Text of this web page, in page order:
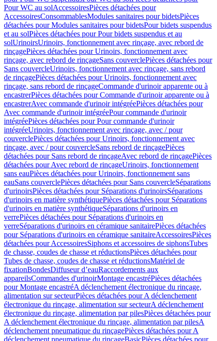
Pour WC au solAccessoiresPièces détachées pour
AccessoiresConsommablesModules sanitaires pour bidetsPièces
détachées pour Modules sanitaires pour bidetsPour bidets suspendus
et au solPièces détachées pour Pour bidets suspendus et au
solUrinoirsUrinoirs, fonctionnement avec rinçage, avec rebord de
rinçagePièces détachées pour Urinoirs, fonctionnement avec
rinçage, avec rebord de rinçageSans couverclePièces détachées pour
Sans couvercleUrinoirs, fonctionnement avec rinçage, sans rebord
de rinçagePièces détachées pour Urinoirs, fonctionnement avec
rinçage, sans rebord de rinçageCommande d'urinoir apparente ou à
encastrerPièces détachées pour Commande d'urinoir apparente ou à
encastrerAvec commande d'urinoir intégréePièces détachées pour
Avec commande d'urinoir intégréePour commande d'urinoir
intégréePièces détachées pour Pour commande d'urinoir
intégréeUrinoirs, fonctionnement avec rinçage, avec / pour
couverclePièces détachées pour Urinoirs, fonctionnement avec
rinçage, avec / pour couvercleSans rebord de rinçagePièces
détachées pour Sans rebord de rinçageAvec rebord de rinçagePièces
détachées pour Avec rebord de rinçageUrinoirs, fonctionnement
sans eauPièces détachées pour Urinoirs, fonctionnement sans
eauSans couverclePièces détachées pour Sans couvercleSéparations
d'urinoirsPièces détachées pour Séparations d'urinoirsSéparations
d'urinoirs en matière synthétiquePièces détachées pour Séparations
d'urinoirs en matière synthétiqueSéparations d'urinoirs en
verrePièces détachées pour Séparations d'urinoirs en
verreSéparations d'urinoirs en céramique sanitairePièces détachées
pour Séparations d'urinoirs en céramique sanitaireAccessoiresPièces
détachées pour AccessoiresSiphons et accessoires de siphonsTubes
de chasse, coudes de chasse et réductionsPièces détachées pour
Tubes de chasse, coudes de chasse et réductionsMatériel de
fixationBondesDiffuseur d’eauRaccordements aux
appareilsCommandes d'urinoirMontage encastréPièces détachées
pour Montage encastréA déclenchement électronique du rinçage,
alimentation sur secteurPièces détachées pour A déclenchement
électronique du rinçage, alimentation sur secteurA déclenchement
électronique du rinçage, alimentation par pilesPièces détachées pour
A déclenchement électronique du rinçage, alimentation par pilesA
déclenchement pneumatique du rinçagePièces détachées pour A
déclenchement pneumatique du rinçageBasicPièces détachées pour